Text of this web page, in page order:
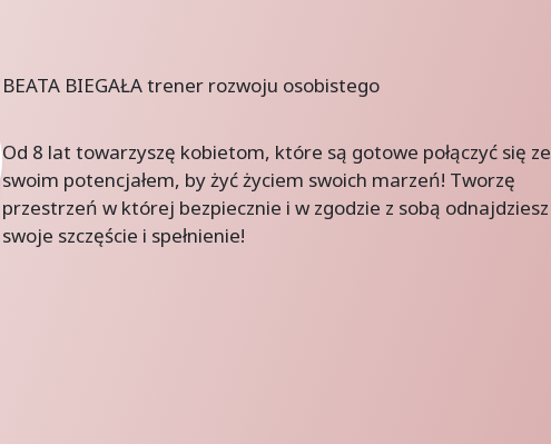
BEATA BIEGAŁA trener rozwoju osobistego
Od 8 lat towarzyszę kobietom, które są gotowe połączyć się ze
swoim potencjałem, by żyć życiem swoich marzeń! Tworzę
przestrzeń w której bezpiecznie i w zgodzie z sobą odnajdziesz
swoje szczęście i spełnienie!